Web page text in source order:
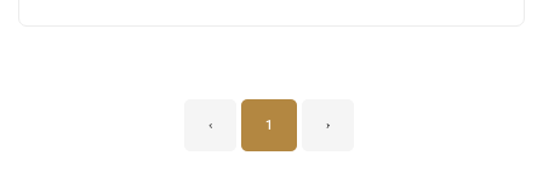
‹ 1 ›